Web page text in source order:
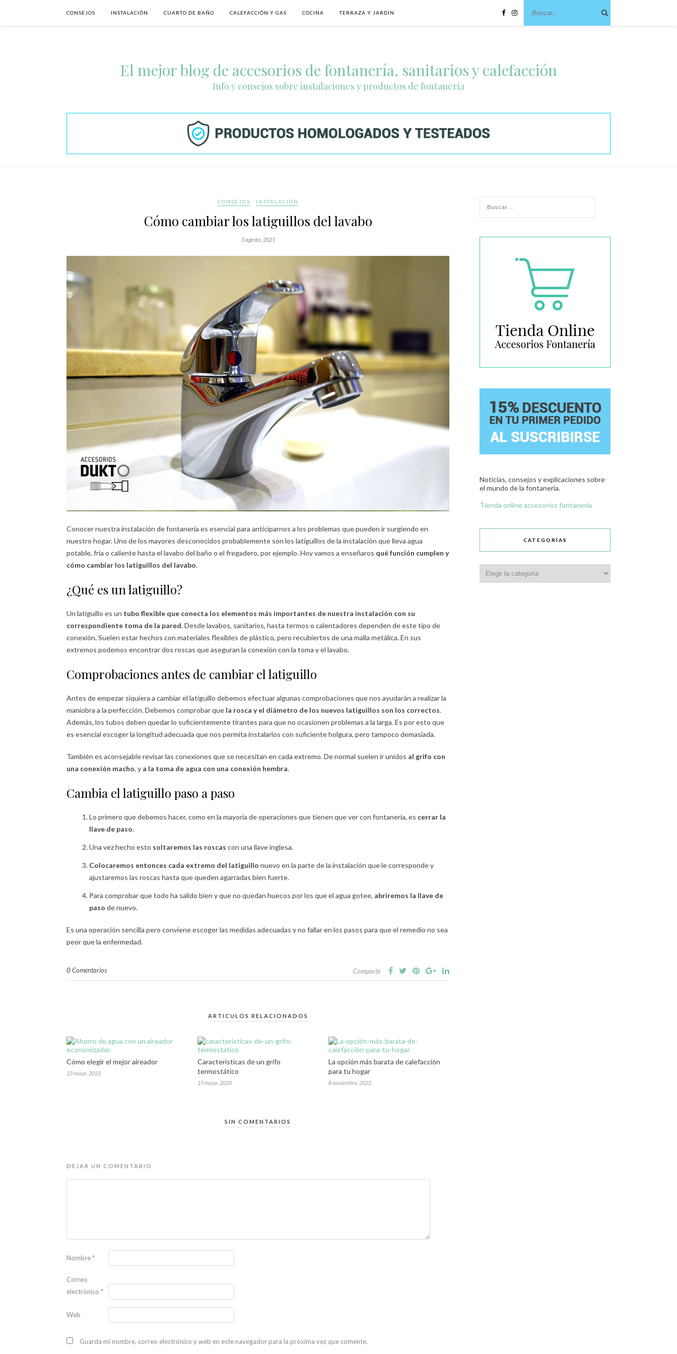
CONSEJOS INSTALACIÓN CUARTO DE BAÑO CALEFACCIÓN Y GAS COCINA TERRAZA Y JARDÍN
El mejor blog de accesorios de fontanería, sanitarios y calefacción
Info y consejos sobre instalaciones y productos de fontanería
CONSEJOS INSTALACIÓN
Cómo cambiar los latiguillos del lavabo
3 agosto, 2021
Conocer nuestra instalación de fontanería es esencial para anticiparnos a los problemas que pueden ir surgiendo en
nuestro hogar. Uno de los mayores desconocidos probablemente son los latiguillos de la instalación que lleva agua
potable, fría o caliente hasta el lavabo del baño o el fregadero, por ejemplo. Hoy vamos a enseñaros qué función cumplen y
cómo cambiar los latiguillos del lavabo.
¿Qué es un latiguillo?
Un latiguillo es un tubo flexible que conecta los elementos más importantes de nuestra instalación con su
correspondiente toma de la pared. Desde lavabos, sanitarios, hasta termos o calentadores dependen de este tipo de
conexión. Suelen estar hechos con materiales flexibles de plástico, pero recubiertos de una malla metálica. En sus
extremos podemos encontrar dos roscas que aseguran la conexión con la toma y el lavabo.
Comprobaciones antes de cambiar el latiguillo
Antes de empezar siquiera a cambiar el latiguillo debemos efectuar algunas comprobaciones que nos ayudarán a realizar la
maniobra a la perfección. Debemos comprobar que la rosca y el diámetro de los nuevos latiguillos son los correctos.
Además, los tubos deben quedar lo suficientemente tirantes para que no ocasionen problemas a la larga. Es por esto que
es esencial escoger la longitud adecuada que nos permita instalarlos con suficiente holgura, pero tampoco demasiada.
También es aconsejable revisar las conexiones que se necesitan en cada extremo. De normal suelen ir unidos al grifo con
una conexión macho, y a la toma de agua con una conexión hembra.
Cambia el latiguillo paso a paso
Lo primero que debemos hacer, como en la mayoría de operaciones que tienen que ver con fontanería, es cerrar la
llave de paso.
Una vez hecho esto soltaremos las roscas con una llave inglesa.
Colocaremos entonces cada extremo del latiguillo nuevo en la parte de la instalación que le corresponde y
ajustaremos las roscas hasta que queden agarradas bien fuerte.
Para comprobar que todo ha salido bien y que no quedan huecos por los que el agua gotee, abriremos la llave de
paso de nuevo.
Es una operación sencilla pero conviene escoger las medidas adecuadas y no fallar en los pasos para que el remedio no sea
peor que la enfermedad.
0 Comentarios Compartir
ARTICULOS RELACIONADOS
Cómo elegir el mejor aireador
23 mayo, 2023
Características de un grifo
termostático
19 mayo, 2020
La opción más barata de calefacción
para tu hogar
8 noviembre, 2022
SIN COMENTARIOS
DEJAR UN COMENTARIO
Nombre*
Correo
electrónico *
Web
Guarda mi nombre, correo electrónico y web en este navegador para la próxima vez que comente.
Noticias, consejos y explicaciones sobre
el mundo de la fontanería.
Tienda online accesorios fontanería
CATEGORÍAS